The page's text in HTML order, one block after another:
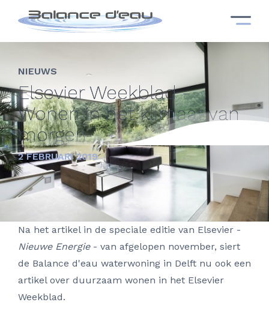
NIEUWS
Elsevier Weekblad -
Wonen in het klimaat van
morgen
2 FEBRUARI 2019
Na het artikel in de speciale editie van Elsevier -
Nieuwe Energie- van afgelopen november, siert
de Balance d'eau waterwoning in Delft nu ook een
artikel over duurzaam wonen in het Elsevier
Weekblad.